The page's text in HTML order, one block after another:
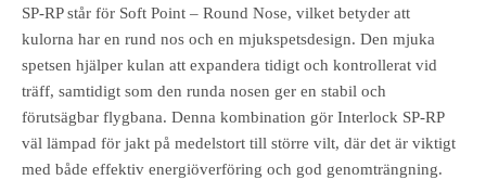
SP-RP står för Soft Point – Round Nose, vilket betyder att
kulorna har en rund nos och en mjukspetsdesign. Den mjuka
spetsen hjälper kulan att expandera tidigt och kontrollerat vid
träff, samtidigt som den runda nosen ger en stabil och
förutsägbar flygbana. Denna kombination gör Interlock SP-RP
väl lämpad för jakt på medelstort till större vilt, där det är viktigt
med både effektiv energiöverföring och god genomträngning.